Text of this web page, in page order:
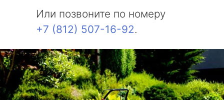
Или позвоните по номеру
+7 (812) 507-16-92.